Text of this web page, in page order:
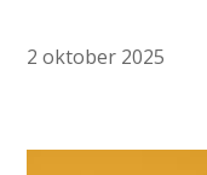
2 oktober 2025